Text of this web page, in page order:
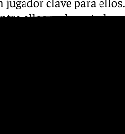
ellos no ha estado a
y no estuvo
muy
partido ante el Real
tener el domingo, con